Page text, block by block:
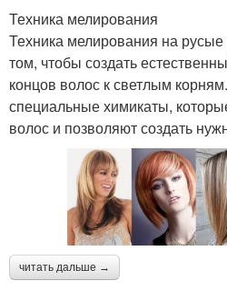
Техника мелирования
Техника мелирования на
том, чтобы создать
концов волос к светлым
специальные химикаты,
волос и позволяют создать
читать дальше →